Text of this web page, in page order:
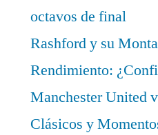
octavos de final
Rashford y su
Rendimiento:
Manchester United
Clásicos y